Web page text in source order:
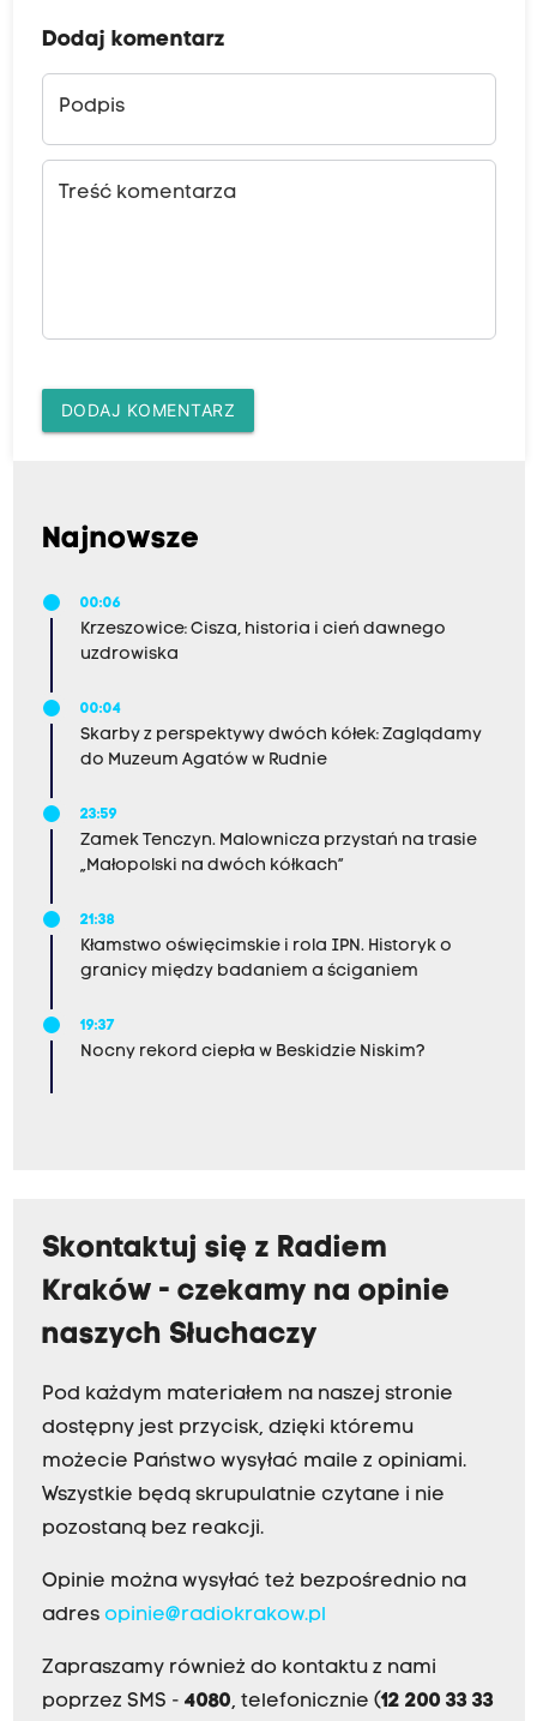
Dodaj komentarz
Podpis
Treść komentarza
DODAJ KOMENTARZ
Najnowsze
00:06
Krzeszowice: Cisza, historia i cień dawnego
uzdrowiska
00:04
Skarby z perspektywy dwóch kółek: Zaglądamy
do Muzeum Agatów w Rudnie
23:59
Zamek Tenczyn. Malownicza przystań na trasie
„Małopolski na dwóch kółkach”
21:38
Kłamstwo oświęcimskie i rola IPN. Historyk o
granicy między badaniem a ściganiem
19:37
Nocny rekord ciepła w Beskidzie Niskim?
Skontaktuj się z Radiem
Kraków - czekamy na opinie
naszych Słuchaczy
Pod każdym materiałem na naszej stronie
dostępny jest przycisk, dzięki któremu
możecie Państwo wysyłać maile z opiniami.
Wszystkie będą skrupulatnie czytane i nie
pozostaną bez reakcji.
Opinie można wysyłać też bezpośrednio na
adres opinie@radiokrakow.pl
Zapraszamy również do kontaktu z nami
poprzez SMS - 4080, telefonicznie (12 200 33 33